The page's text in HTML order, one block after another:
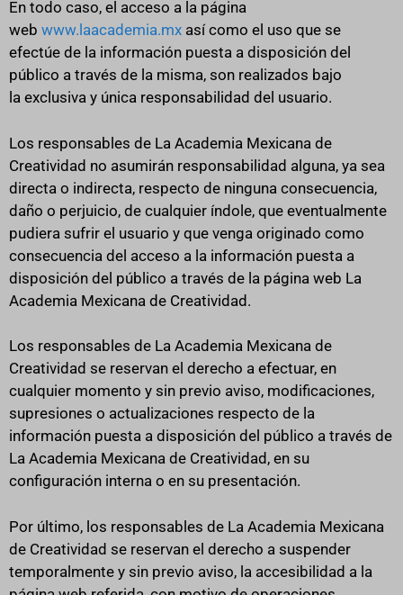
En todo caso, el acceso a la página
web www.laacademia.mx así como el uso que se
efectúe de la información puesta a disposición del
público a través de la misma, son realizados bajo
la exclusiva y única responsabilidad del usuario.
Los responsables de La Academia Mexicana de
Creatividad no asumirán responsabilidad alguna, ya sea
directa o indirecta, respecto de ninguna consecuencia,
daño o perjuicio, de cualquier índole, que eventualmente
pudiera sufrir el usuario y que venga originado como
consecuencia del acceso a la información puesta a
disposición del público a través de la página web La
Academia Mexicana de Creatividad.
Los responsables de La Academia Mexicana de
Creatividad se reservan el derecho a efectuar, en
cualquier momento y sin previo aviso, modificaciones,
supresiones o actualizaciones respecto de la
información puesta a disposición del público a través de
La Academia Mexicana de Creatividad, en su
configuración interna o en su presentación.
Por último, los responsables de La Academia Mexicana
de Creatividad se reservan el derecho a suspender
temporalmente y sin previo aviso, la accesibilidad a la